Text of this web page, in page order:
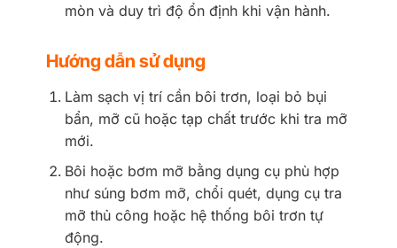
mòn và duy trì độ ổn định khi vận hành.
Hướng dẫn sử dụng
Làm sạch vị trí cần bôi trơn, loại bỏ bụi
bẩn, mỡ cũ hoặc tạp chất trước khi tra mỡ
mới.
Bôi hoặc bơm mỡ bằng dụng cụ phù hợp
như súng bơm mỡ, chổi quét, dụng cụ tra
mỡ thủ công hoặc hệ thống bôi trơn tự
động.